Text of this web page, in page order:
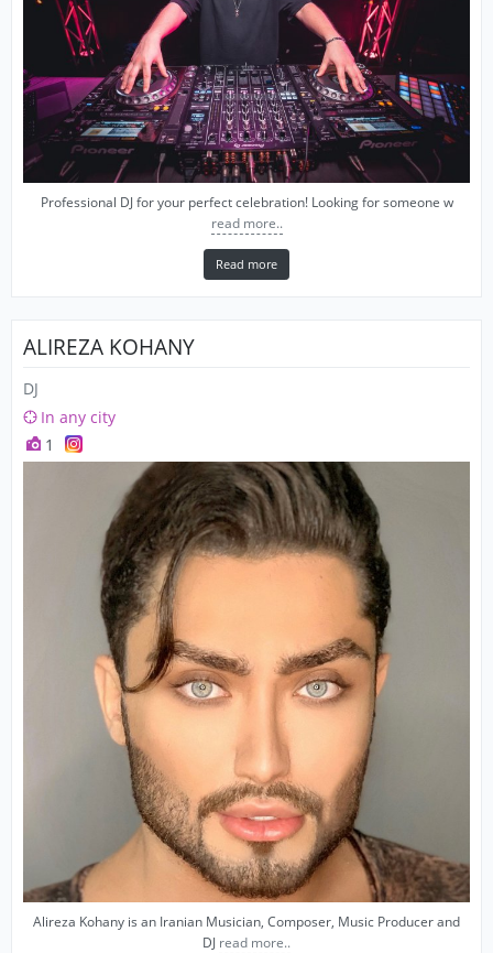
Professional DJ for your perfect celebration! Looking for someone w
read more..
Read more
ALIREZA KOHANY
DJ
In any city
1
Alireza Kohany is an Iranian Musician, Composer, Music Producer and
DJ read more..